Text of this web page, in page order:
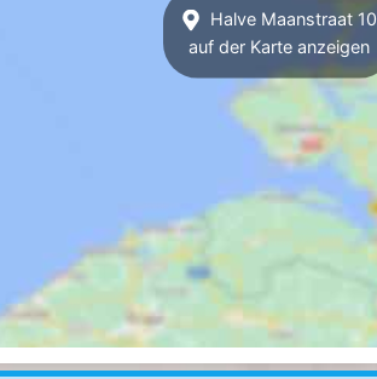
Halve Maanstraat 10
auf der Karte anzeigen